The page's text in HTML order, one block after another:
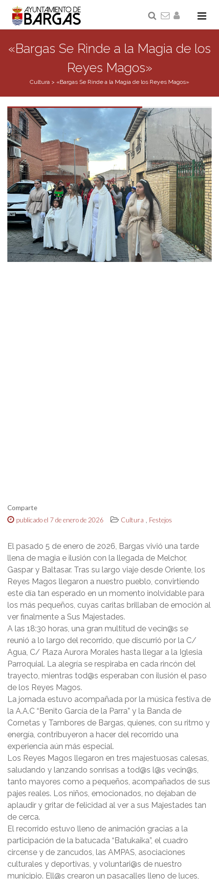
«Bargas Se Rinde a la Magia de los
Reyes Magos»
Cultura > «Bargas Se Rinde a la Magia de los Reyes Magos»
Comparte
publicado el 7 de enero de 2026
Cultura , Festejos
El pasado 5 de enero de 2026, Bargas vivió una tarde
llena de magia e ilusión con la llegada de Melchor,
Gaspar y Baltasar. Tras su largo viaje desde Oriente, los
Reyes Magos llegaron a nuestro pueblo, convirtiendo
este día tan esperado en un momento inolvidable para
los más pequeños, cuyas caritas brillaban de emoción al
ver finalmente a Sus Majestades.
A las 18:30 horas, una gran multitud de vecin@s se
reunió a lo largo del recorrido, que discurrió por la C/
Agua, C/ Plaza Aurora Morales hasta llegar a la Iglesia
Parroquial. La alegría se respiraba en cada rincón del
trayecto, mientras tod@s esperaban con ilusión el paso
de los Reyes Magos.
La jornada estuvo acompañada por la música festiva de
la A.A.C “Benito García de la Parra” y la Banda de
Cornetas y Tambores de Bargas, quienes, con su ritmo y
energía, contribuyeron a hacer del recorrido una
experiencia aún más especial.
Los Reyes Magos llegaron en tres majestuosas calesas,
saludando y lanzando sonrisas a tod@s l@s vecin@s,
tanto mayores como a pequeños, acompañados de sus
pajes reales. Los niños, emocionados, no dejaban de
aplaudir y gritar de felicidad al ver a sus Majestades tan
de cerca.
El recorrido estuvo lleno de animación gracias a la
participación de la batucada “Batukaika”, el cuadro
circense y de zancudos, las AMPAS, asociaciones
culturales y deportivas, y voluntari@s de nuestro
municipio. Ell@s crearon un pasacalles lleno de luces,